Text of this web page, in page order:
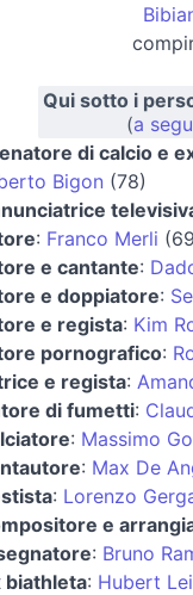
Qui sotto i
(a
di calcio e
Bigon (78)
: Franco Merli
e cantante:
e doppiatore:
e regista: Kim
pornografico:
e regista:
di fumetti:
: Massimo
: Max De
: Lorenzo
e
: Bruno
biathleta: Hubert